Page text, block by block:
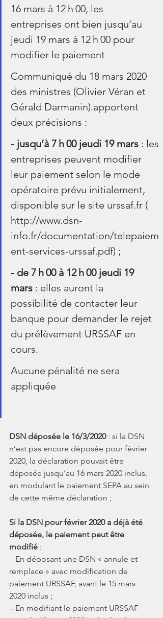
16 mars à 12 h 00, les
entreprises ont bien jusqu’au
jeudi 19 mars à 12 h 00 pour
modifier le paiement
Communiqué du 18 mars 2020
des ministres (Olivier Véran et
Gérald Darmanin).apportent
deux précisions :
- jusqu’à 7 h 00 jeudi 19 mars : les
entreprises peuvent modifier
leur paiement selon le mode
opératoire prévu initialement,
disponible sur le site urssaf.fr (
http://www.dsn-
info.fr/documentation/telepaiem
ent-services-urssaf.pdf) ;
- de 7 h 00 à 12 h 00 jeudi 19
mars : elles auront la
possibilité de contacter leur
banque pour demander le rejet
du prélèvement URSSAF en
cours.
Aucune pénalité ne sera
appliquée
DSN déposée le 16/3/2020 : si la DSN
n’est pas encore déposée pour février
2020, la déclaration pouvait être
déposée jusqu’au 16 mars 2020 inclus,
en modulant le paiement SEPA au sein
de cette même déclaration ;
Si la DSN pour février 2020 a déjà été
déposée, le paiement peut être
modifié :
– En déposant une DSN « annule et
remplace » avec modification de
paiement URSSAF, avant le 15 mars
2020 inclus ;
– En modifiant le paiement URSSAF